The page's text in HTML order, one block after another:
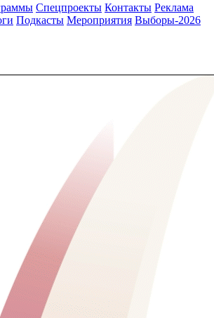
Спецпроекты Контакты Реклама
Подкасты Мероприятия Выборы-2026